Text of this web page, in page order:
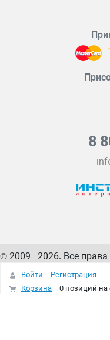
8
© 2009 - 2026. Все
информация на сайте –
интернет-магазина
Войти
Регистрация
Корзина
0 позиций на